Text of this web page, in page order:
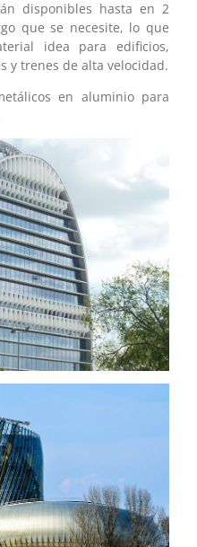
disponibles hasta en 2
que se necesite, lo que
idea para edificios,
y trenes de alta velocidad.
en aluminio para